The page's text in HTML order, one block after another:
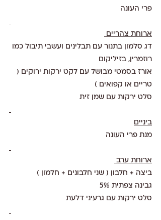
פרי העונה
ארוחת צהריים
דג סלמון בתנור עם תבלינים ועשבי תיבול כמו
רוזמרין, בזיליקום
אורז בסמטי מבושל עם לקט ירקות ירוקים (
טריים או קפואים )
סלט ירקות עם שמן זית
ביניים
מנת פרי העונה
ארוחת ערב
ביצה + חלבון ( שני חלבונים + חלמון )
גבינה צפתית 5%
סלט ירקות עם גרעיני דלעת